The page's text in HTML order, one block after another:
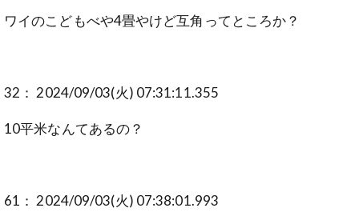
ワイのこどもべや4畳やけど互角ってところか？
32： 2024/09/03(火) 07:31:11.355
10平米なんてあるの？
61： 2024/09/03(火) 07:38:01.993